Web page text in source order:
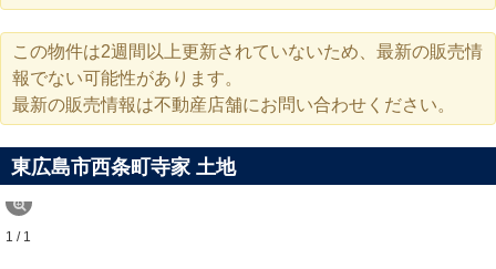
この物件は2週間以上更新されていないため、最新の販売情
報でない可能性があります。
最新の販売情報は不動産店舗にお問い合わせください。
東広島市西条町寺家 土地
1 / 1